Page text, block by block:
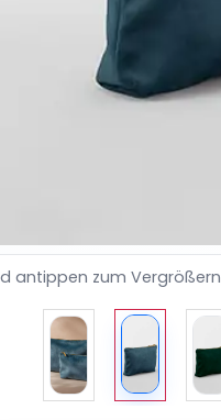
antippen zum Vergrößern